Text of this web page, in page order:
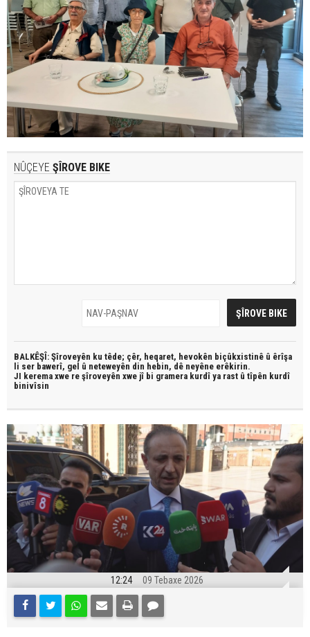
NÛÇEYE ŞÎROVE BIKE
BALKÊŞÎ: Şîroveyên ku têde; çêr, heqaret, hevokên biçûkxistinê û êrîşa
li ser bawerî, gel û neteweyên din hebin, dê neyêne erêkirin.
JI kerema xwe re şîroveyên xwe jî bi gramera kurdî ya rast û tîpên kurdî
binivîsin
12:24 09 Tebaxe 2026